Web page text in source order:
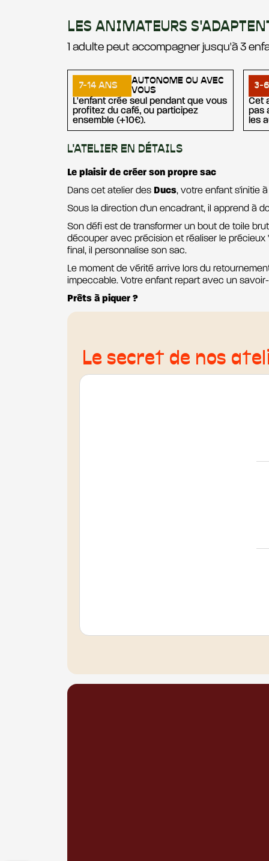
LES ANIMATEURS
1 adulte peut accompagner jusqu'à 3
7-14 ANS
AUTONOME OU AVEC
VOUS
L'enfant crée seul pendant que vous
profitez du café, ou participez
ensemble (+10€).
3-
Cet
pas
les
L'ATELIER EN DÉTAILS
Le plaisir de créer son propre sac
Dans cet atelier des Ducs, votre enfant s'initie
Sous la direction d'un encadrant, il apprend à
Son défi est de transformer un bout de toile
découper avec précision et réaliser le précieux
final, il personnalise son sac.
Le moment de vérité arrive lors du
impeccable. Votre enfant repart avec un
Prêts à piquer ?
Le secret de nos